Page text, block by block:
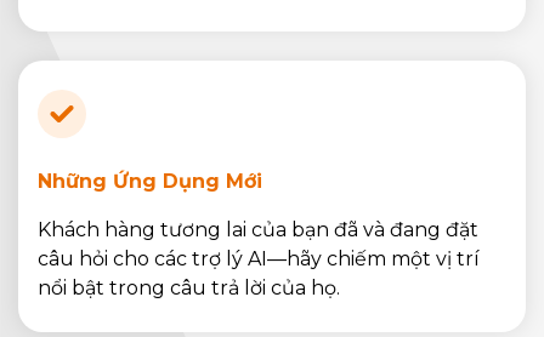
Những Ứng Dụng Mới
Khách hàng tương lai của bạn đã và đang đặt
câu hỏi cho các trợ lý AI—hãy chiếm một vị trí
nổi bật trong câu trả lời của họ.